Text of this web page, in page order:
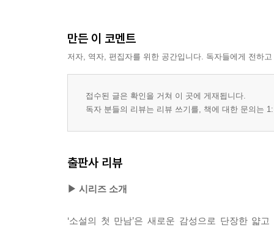
만든 이 코멘트
저자, 역자, 편집자를 위한 공간입니다. 독자들에게 전하
접수된 글은 확인을 거쳐 이 곳에 게재됩니다.
독자 분들의 리뷰는 리뷰 쓰기를, 책에 대한 문의는
출판사 리뷰
▶ 시리즈 소개
‘소설의 첫 만남’은 새로운 감성으로 단장한 얇